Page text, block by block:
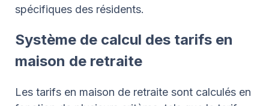
spécifiques des résidents.
Système de calcul des tarifs en
maison de retraite
Les tarifs en maison de retraite sont calculés en